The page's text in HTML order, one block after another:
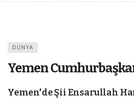
DÜNYA
Yemen
Yemen'de Şii Ensarullah